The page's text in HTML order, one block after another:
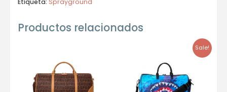
Productos relacionados
Sale!